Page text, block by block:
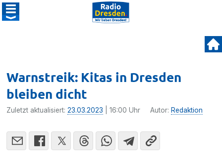
Warnstreik: Kitas in Dresden
bleiben dicht
Zuletzt aktualisiert:23.03.2023 | 16:00 Uhr Autor: Redaktion